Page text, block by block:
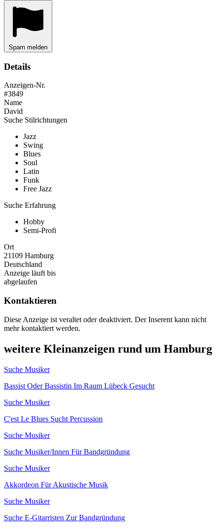
Spam melden
Details
Anzeigen-Nr.
#3849
Name
David
Suche Stilrichtungen
Jazz
Swing
Blues
Soul
Latin
Funk
Free Jazz
Suche Erfahrung
Hobby
Semi-Profi
Ort
21109 Hamburg
Deutschland
Anzeige läuft bis
abgelaufen
Kontaktieren
Diese Anzeige ist veraltet oder deaktiviert. Der Inserent kann nicht
mehr kontaktiert werden.
weitere Kleinanzeigen rund um Hamburg
Suche Musiker
Bassist Oder Bassistin Im Raum Lübeck Gesucht
Suche Musiker
C'est Le Blues Sucht Percussion
Suche Musiker
Suche Musiker/Innen Für Bandgründung
Suche Musiker
Akkordeon Für Akustische Musik
Suche Musiker
Suche E-Gitarristen Zur Bandgründung